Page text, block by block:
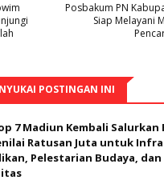
Posbakum PN
Siap Melayani
POSTINGAN INI
7 Madiun Kembali
Ratusan Juta untuk
Pelestarian Budaya, dan